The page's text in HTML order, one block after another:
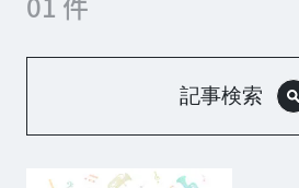
記事検索